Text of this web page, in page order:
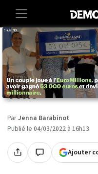
Accueil Lifestyle
À quelle
ses jeans ?
voile
ParJenna Barabinot
Publié le 04/03/2022 à 16h13
Ajouter